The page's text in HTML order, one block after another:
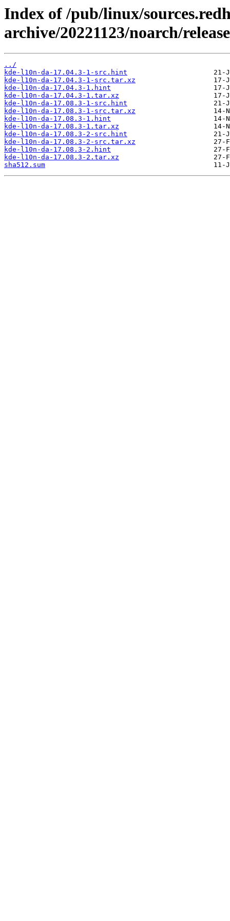
Index of /pub/linux/
archive/20221123/noarch/
../
kde-l10n-da-17.04.3-1-src.hint
kde-l10n-da-17.04.3-1-src.tar.xz
kde-l10n-da-17.04.3-1.hint
kde-l10n-da-17.04.3-1.tar.xz
kde-l10n-da-17.08.3-1-src.hint
kde-l10n-da-17.08.3-1-src.tar.xz
kde-l10n-da-17.08.3-1.hint
kde-l10n-da-17.08.3-1.tar.xz
kde-l10n-da-17.08.3-2-src.hint
kde-l10n-da-17.08.3-2-src.tar.xz
kde-l10n-da-17.08.3-2.hint
kde-l10n-da-17.08.3-2.tar.xz
sha512.sum